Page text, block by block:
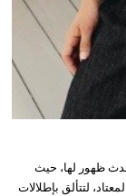
ظهور لها، حيث
لتتألق بإطلالات